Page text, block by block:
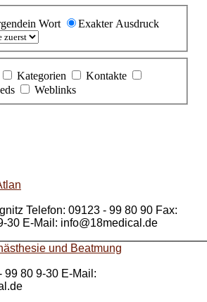
Wort
Exakter Ausdruck
Kategorien
Kontakte
Weblinks
Telefon: 09123 - 99 80 90 Fax:
30 E-Mail: info@18medical .de
und Beatmung
99 80 9-30 E-Mail:
.de